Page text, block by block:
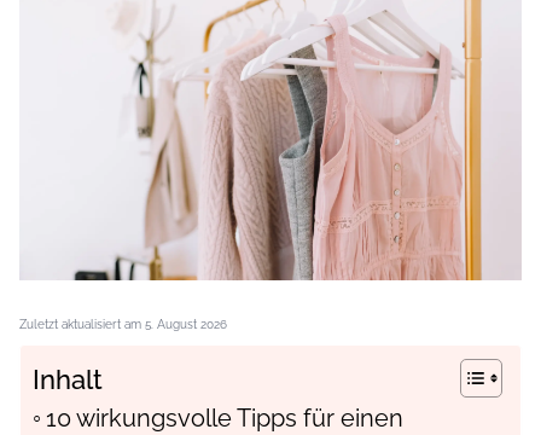
Zuletzt aktualisiert am 5. August 2026
Inhalt
10 wirkungsvolle Tipps für einen